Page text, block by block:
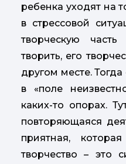
ребенка уходят на
в стрессовой
творческую
творить, его
другом месте.
в «поле
каких-то опорах.
повторяющаяся
приятная,
творчество – это